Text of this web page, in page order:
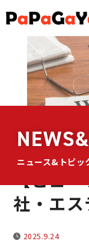
コ
ン
ス
ナ
ビ
ン
ニュース&トピッ
【ビュ
社・エ
2025.9.24